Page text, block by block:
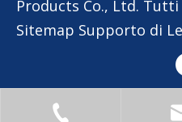
Products Co., Ltd.
Sitemap Supporto di